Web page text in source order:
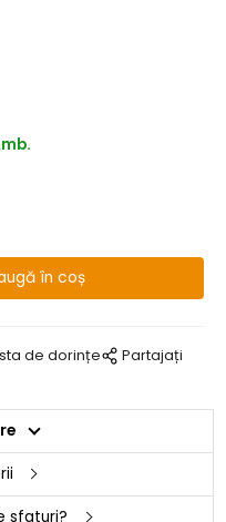
de dorințe Partajați
sfaturi?